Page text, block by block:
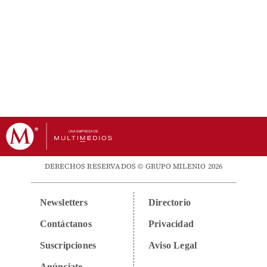
DERECHOS RESERVADOS © GRUPO MILENIO 2026
Newsletters
Contáctanos
Suscripciones
Directorio
Privacidad
Aviso Legal